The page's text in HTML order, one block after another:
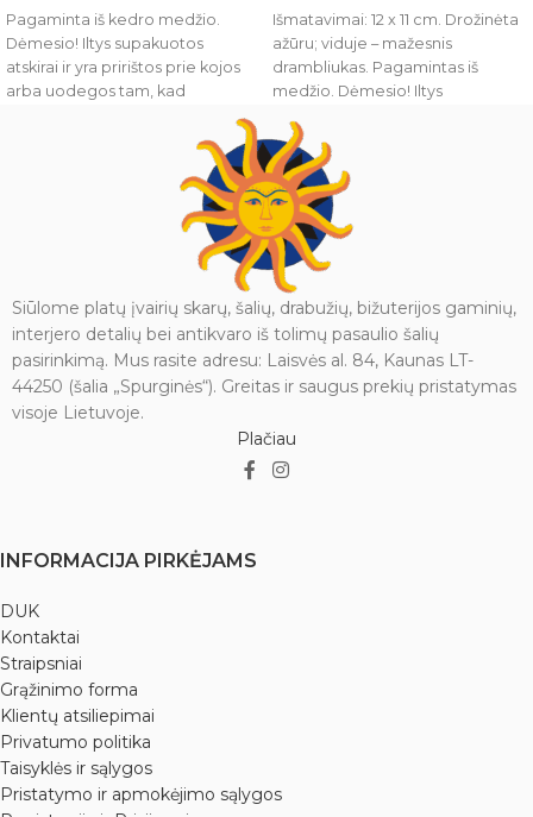
Pagaminta iš kedro medžio.
Dėmesio! Iltys supakuotos
atskirai ir yra pririštos prie kojos
arba uodegos tam, kad
Išmatavimai: 12 x 11 cm. Drožinėta
ažūru; viduje – mažesnis
drambliukas. Pagamintas iš
medžio. Dėmesio! Iltys
prie kojos arba uodegos tam,
kad transportuojant nebūtų
pažeistos.
Siūlome platų įvairių skarų, šalių, drabužių, bižuterijos gaminių,
interjero detalių bei antikvaro iš tolimų pasaulio šalių
pasirinkimą. Mus rasite adresu: Laisvės al. 84, Kaunas LT-
44250 (šalia „Spurginės“). Greitas ir saugus prekių pristatymas
visoje Lietuvoje.
Plačiau
INFORMACIJA PIRKĖJAMS
DUK
Kontaktai
Straipsniai
Grąžinimo forma
Klientų atsiliepimai
Privatumo politika
Taisyklės ir sąlygos
Pristatymo ir apmokėjimo sąlygos